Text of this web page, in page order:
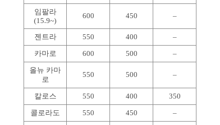
임팔라
(15.9~)
600 450 –
젠트라 550 400 –
카마로 600 500 –
올뉴 카마
로
550 500 –
칼로스 550 400 350
콜로라도 550 450 –